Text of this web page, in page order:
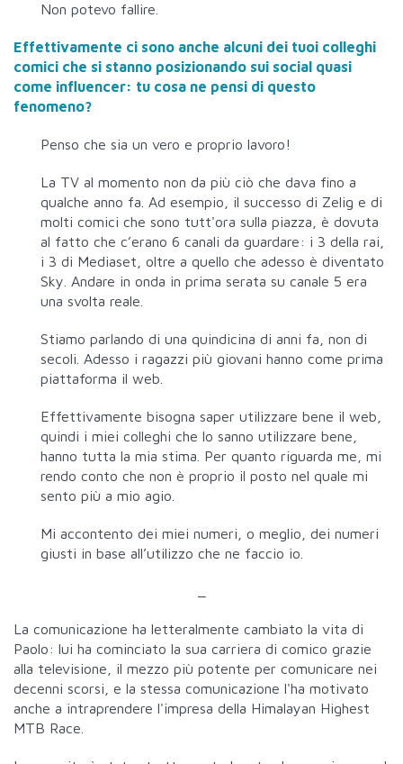
Non potevo fallire.
Effettivamente ci sono anche alcuni dei tuoi colleghi
comici che si stanno posizionando sui social quasi
come influencer: tu cosa ne pensi di questo
fenomeno?
Penso che sia un vero e proprio lavoro!
La TV al momento non da più ciò che dava fino a
qualche anno fa. Ad esempio, il successo di Zelig e di
molti comici che sono tutt'ora sulla piazza, è dovuta
al fatto che c’erano 6 canali da guardare: i 3 della rai,
i 3 di Mediaset, oltre a quello che adesso è diventato
Sky. Andare in onda in prima serata su canale 5 era
una svolta reale.
Stiamo parlando di una quindicina di anni fa, non di
secoli. Adesso i ragazzi più giovani hanno come prima
piattaforma il web.
Effettivamente bisogna saper utilizzare bene il web,
quindi i miei colleghi che lo sanno utilizzare bene,
hanno tutta la mia stima. Per quanto riguarda me, mi
rendo conto che non è proprio il posto nel quale mi
sento più a mio agio.
Mi accontento dei miei numeri, o meglio, dei numeri
giusti in base all’utilizzo che ne faccio io.
La comunicazione ha letteralmente cambiato la vita di
Paolo: lui ha cominciato la sua carriera di comico grazie
alla televisione, il mezzo più potente per comunicare nei
decenni scorsi, e la stessa comunicazione l'ha motivato
anche a intraprendere l'impresa della Himalayan Highest
MTB Race.